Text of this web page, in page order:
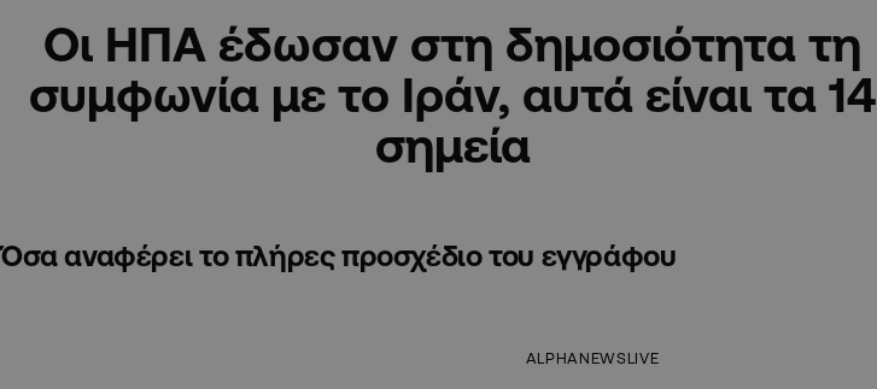
Οι ΗΠΑ έδωσαν στη δημοσιότητα τη
συμφωνία με το Ιράν, αυτά είναι τα 14
σημεία
Όσα αναφέρει το πλήρες προσχέδιο του εγγράφου
ALPHANEWSLIVE